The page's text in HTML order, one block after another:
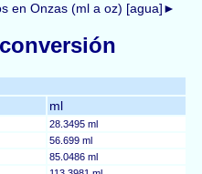
en Onzas (ml a oz) [agua]►
ml
28.3495 ml
56.699 ml
85.0486 ml